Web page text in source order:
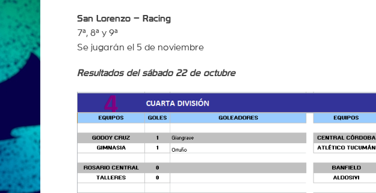
San Lorenzo – Racing
7ª, 8ª y 9ª
Se jugarán el 5 de noviembre
Resultados del sábado 22 de octubre